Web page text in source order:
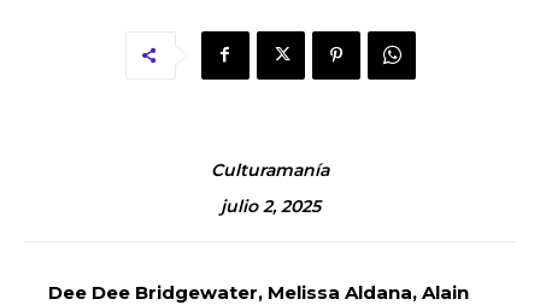
Culturamanía
julio 2, 2025
Dee Dee Bridgewater, Melissa Aldana, Alain